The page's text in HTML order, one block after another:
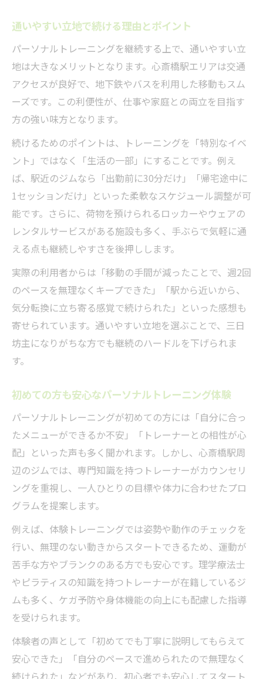
る方法
口コミを活かしたパーソナルトレーニング
活用術
パーソナルトレーニングが日常に溶け込む理由
パーソナルトレーニングが習慣化しやすい
日常に自然と定着する継続法のポイント
アクセス重視で続くパーソナルトレーニン
グ生活
仕事帰りも通える心斎橋駅周辺の魅力
ペアプランで作る日常的な運動習慣
毎日の達成感を感じるパーソナルトレーニング
生活
パーソナルトレーニングで得られる日々の
達成感
目標達成までの小さな成功体験の積み重ね
モチベーションを高めるパーソナルトレー
無理なく続けられる心斎橋駅周辺のトレーニン
グ方法
心斎橋駅近くで無理なく続くトレーニング
方法
パーソナルトレーニング初心者も安心のプ
ペアで楽しむトレーニングの新提案
日常に取り入れやすいパーソナルトレーニ
ング習慣
スペースを活かした快適なパーソナルトレ
ーニング
通いやすい立地で続ける理由とポイント
パーソナルトレーニングを継続する上で、通いやすい立
地は大きなメリットとなります。心斎橋駅エリアは交通
アクセスが良好で、地下鉄やバスを利用した移動もスム
ーズです。この利便性が、仕事や家庭との両立を目指す
方の強い味方となります。
続けるためのポイントは、トレーニングを「特別なイベ
ント」ではなく「生活の一部」にすることです。例え
ば、駅近のジムなら「出勤前に30分だけ」「帰宅途中に
1セッションだけ」といった柔軟なスケジュール調整が可
能です。さらに、荷物を預けられるロッカーやウェアの
レンタルサービスがある施設も多く、手ぶらで気軽に通
える点も継続しやすさを後押しします。
実際の利用者からは「移動の手間が減ったことで、週2回
のペースを無理なくキープできた」「駅から近いから、
気分転換に立ち寄る感覚で続けられた」といった感想も
寄せられています。通いやすい立地を選ぶことで、三日
坊主になりがちな方でも継続のハードルを下げられま
す。
初めての方も安心なパーソナルトレーニング体験
パーソナルトレーニングが初めての方には「自分に合っ
たメニューができるか不安」「トレーナーとの相性が心
配」といった声も多く聞かれます。しかし、心斎橋駅周
辺のジムでは、専門知識を持つトレーナーがカウンセリ
ングを重視し、一人ひとりの目標や体力に合わせたプロ
グラムを提案します。
例えば、体験トレーニングでは姿勢や動作のチェックを
行い、無理のない動きからスタートできるため、運動が
苦手な方やブランクのある方でも安心です。理学療法士
やピラティスの知識を持つトレーナーが在籍しているジ
ムも多く、ケガ予防や身体機能の向上にも配慮した指導
を受けられます。
体験者の声として「初めてでも丁寧に説明してもらえて
安心できた」「自分のペースで進められたので無理なく
続けられた」などがあり、初心者でも安心してスタート